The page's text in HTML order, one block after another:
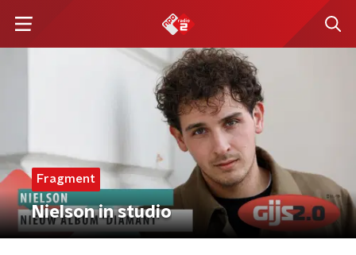
Fragment
Nielson in studio